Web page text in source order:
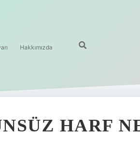
Hakkımızda
HARF